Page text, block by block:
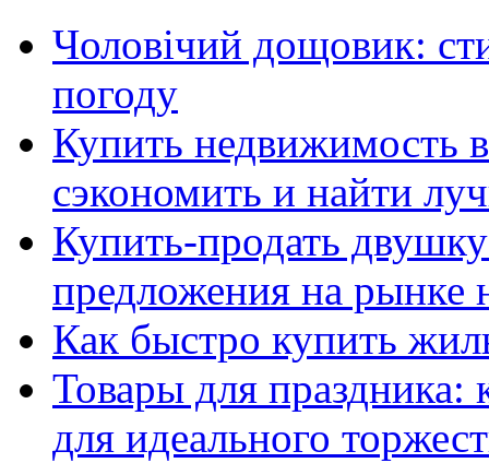
Чоловічий дощовик:
погоду
Купить недвижимость
сэкономить и найти
Купить-продать
предложения на рынке
Как быстро купить
Товары для праздника:
для идеального